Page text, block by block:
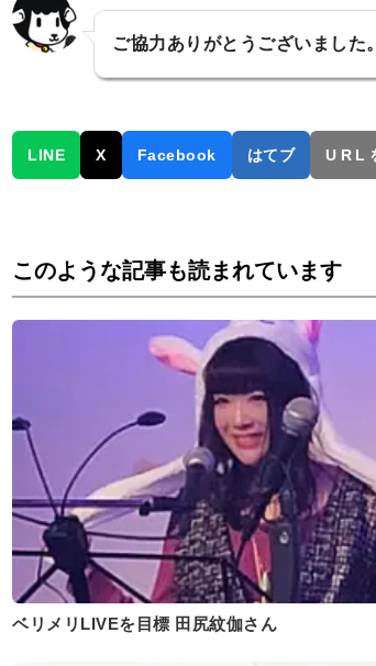
ご協力ありがとうございました。
LINE X Facebook はてブ URL
このような記事も読まれています
ベリメリLIVEを目標 田尻紋伽さん